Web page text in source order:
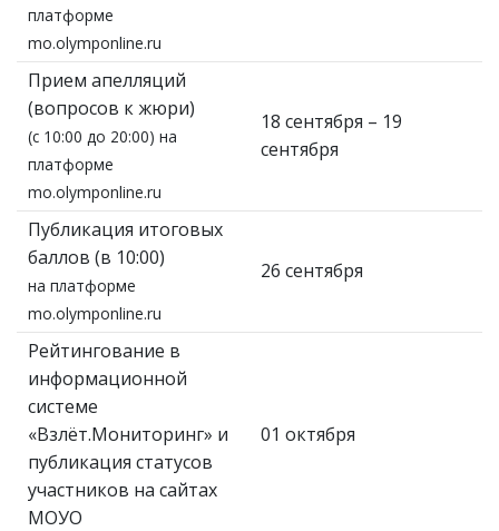
платформе
mo.olymponline.ru
Прием апелляций
(вопросов к жюри)
(с 10:00 до 20:00) на
платформе
mo.olymponline.ru
18 сентября – 19
сентября
Публикация итоговых
баллов (в 10:00)
на платформе
mo.olymponline.ru
26 сентября
Рейтингование в
информационной
системе
«Взлёт.Мониторинг» и
публикация статусов
участников на сайтах
МОУО
01 октября